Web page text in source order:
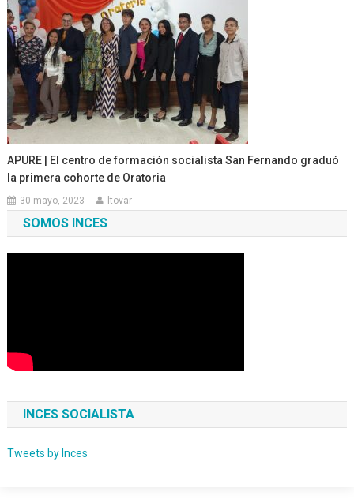
APURE | El centro de formación socialista San Fernando graduó
la primera cohorte de Oratoria
30 mayo, 2023 ltovar
SOMOS INCES
INCES SOCIALISTA
Tweets by Inces